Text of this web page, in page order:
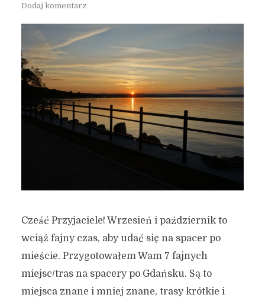
Dodaj komentarz
Cześć Przyjaciele! Wrzesień i październik to
wciąż fajny czas, aby udać się na spacer po
mieście. Przygotowałem Wam 7 fajnych
miejsc/tras na spacery po Gdańsku. Są to
miejsca znane i mniej znane, trasy krótkie i